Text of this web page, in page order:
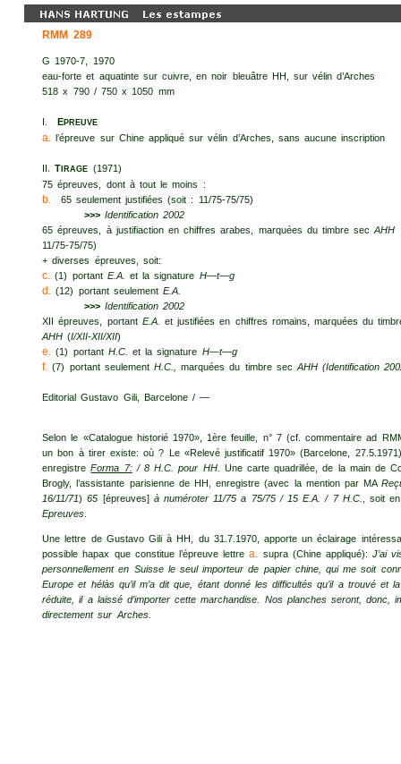
RMM 289
G 1970-7, 1970
eau-forte et aquatinte sur cuivre, en noir bleuâtre HH, sur vélin d’Arches
518 x 790 / 750 x 1050 mm
I. EPREUVE
a. l’épreuve sur Chine appliqué sur vélin d’Arches, sans aucune inscription
II. T IRAGE (1971)
75 épreuves, dont à tout le moins :
b. 65 seulement justifiées (soit : 11/75-75/75)
>>> Identification 2002
65 épreuves, à justifiaction en chiffres arabes, marquées du timbre secAHH
11/75-75/75)
+ diverses épreuves, soit:
c. (1) portant E.A. et la signature H—t—g
d. (12) portant seulementE.A.
>>> Identification 2002
XII épreuves, portant E.A.
et justifiées en chiffres romains, marquées du
AHH (I/XII-XII/XII)
e. (1) portant H.C. et la signature H—t—g
f. (7) portant seulementH.C., marquées du timbre secAHH (Identification
Editorial Gustavo Gili, Barcelone / —
Selon le «Catalogue historié 1970», 1ère feuille, n° 7 (cf. commentaire ad
un bon à tirer existe: où ? Le «Relevé justificatif 1970» (Barcelone, 27.5.1971)
enregistreForma 7:/ 8 H.C. pour HH.
Une carte quadrillée, de la main de
Brogly, l’assistante parisienne de HH, enregistre (avec la mention par MA
16/11/71)65 [épreuves] à numéroter 11/75 a 75/75 / 15 E.A. / 7 H.C.
, soit
Epreuves
Une lettre de Gustavo Gili à HH, du 31.7.1970, apporte un éclairage
possible hapax que constitue l’épreuve lettrea. supra (Chine appliqué):J’ai
personnellement en Suisse le seul importeur de papier chine, qui me soit
Europe et hélàs qu’il m’a dit que, étant donné les difficultés qu’il a trouvé et
réduite, il a laissé d’importer cette marchandise. Nos planches seront, donc,
directement sur Arches.